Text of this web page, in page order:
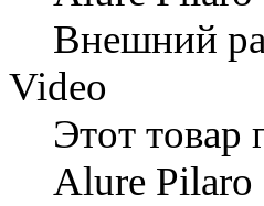
Внешний
Video
Этот товар
Alure Pilaro